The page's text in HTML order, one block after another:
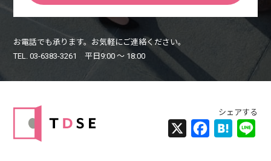
お電話でも承ります。お気軽にご連絡ください。
TEL. 03-6383-3261 平日9:00 〜 18:00
Facebook
Hatena